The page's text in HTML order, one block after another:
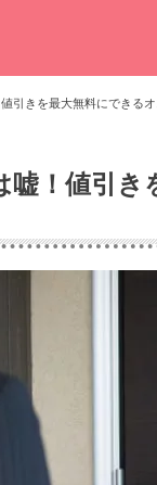
引きを最大無料にできるオ
！値引き